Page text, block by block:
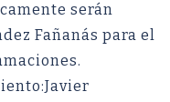
serán
Fañanás para el